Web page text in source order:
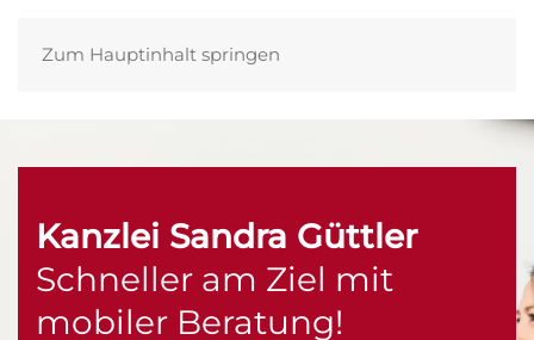
Zum Hauptinhalt springen
Kanzlei Sandra Güttler
Schneller am Ziel mit
mobiler Beratung!